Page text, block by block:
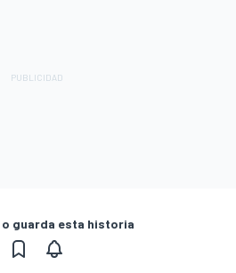
guarda esta historia